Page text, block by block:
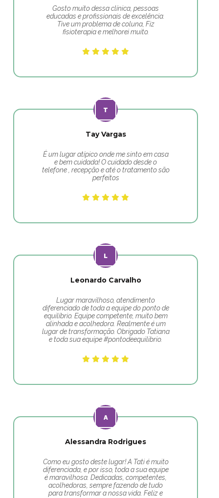
Gosto muito dessa clínica, pessoas
educadas e profissionais de excelência.
Tive um problema de coluna, Fiz
fisioterapia e melhorei muito.
Tay Vargas
É um lugar atípico onde me sinto em casa
e bem cuidada! O cuidado desde o
telefone , recepção e até o tratamento são
perfeitos
Leonardo Carvalho
Lugar maravilhoso, atendimento
diferenciado de toda a equipe do ponto de
equilíbrio. Equipe competente, muito bem
alinhada e acolhedora. Realmente é um
lugar de transformação. Obrigado Tatiana
e toda sua equipe #pontodeequilibrio.
Alessandra Rodrigues
Como eu gosto deste lugar! A Tati é muito
diferenciada, e por isso, toda a sua equipe
é maravilhosa. Dedicadas, competentes,
acolhedoras, sempre fazendo de tudo
para transformar a nossa vida. Feliz e